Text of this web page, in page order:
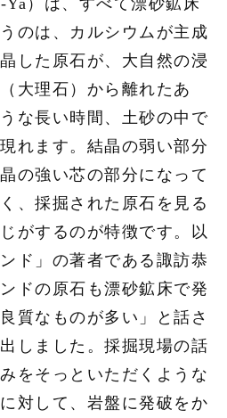
）は、すべて漂砂鉱床
のは、カルシウムが主成
した原石が、大自然の浸
大理石）から離れたあ
な長い時間、土砂の中で
れます。結晶の弱い部分
の強い芯の部分になって
、採掘された原石を見る
がするのが特徴です。以
ド」の著者である諏訪恭
ドの原石も漂砂鉱床で発
質なものが多い」と話さ
しました。採掘現場の話
をそっといただくような
対して、岩盤に発破をか